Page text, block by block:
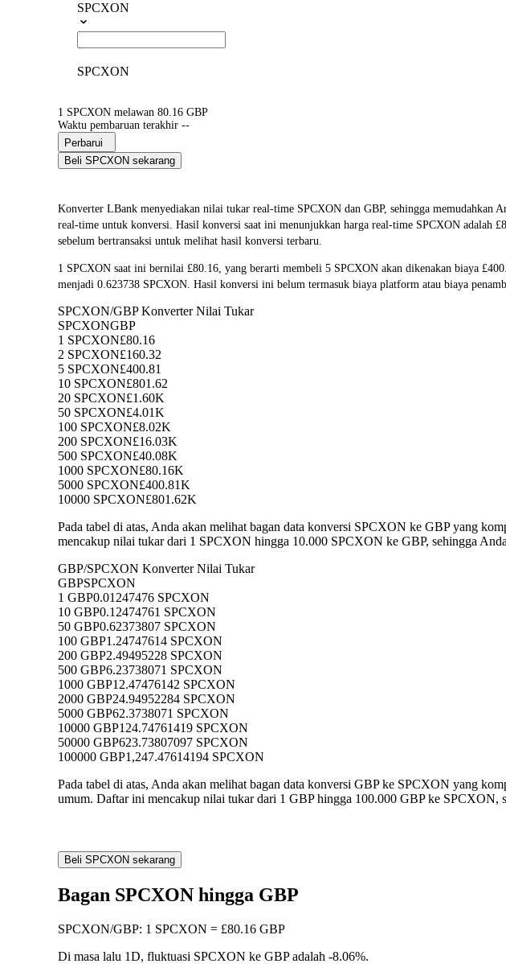
SPCXON
SPCXON
1 SPCXON melawan 80.16 GBP
Waktu pembaruan terakhir --
Perbarui
Beli SPCXON sekarang
Konverter LBank menyediakan nilai tukar real-time SPCXON dan GBP, sehingga
real-time untuk konversi. Hasil konversi saat ini menunjukkan harga real-time SPCXON adalah
sebelum bertransaksi untuk melihat hasil konversi terbaru.
1 SPCXON saat ini bernilai £80.16, yang berarti membeli 5 SPCXON akan dikenakan biaya
menjadi 0.623738 SPCXON. Hasil konversi ini belum termasuk biaya platform atau biaya
SPCXON/GBP Konverter Nilai Tukar
SPCXONGBP
1 SPCXON£80.16
2 SPCXON£160.32
5 SPCXON£400.81
10 SPCXON£801.62
20 SPCXON£1.60K
50 SPCXON£4.01K
100 SPCXON£8.02K
200 SPCXON£16.03K
500 SPCXON£40.08K
1000 SPCXON£80.16K
5000 SPCXON£400.81K
10000 SPCXON£801.62K
Pada tabel di atas, Anda akan melihat bagan data konversi SPCXON ke GBP yang
mencakup nilai tukar dari 1 SPCXON hingga 10.000 SPCXON ke GBP, sehingga
GBP/SPCXON Konverter Nilai Tukar
GBPSPCXON
1 GBP0.01247476 SPCXON
10 GBP0.12474761 SPCXON
50 GBP0.62373807 SPCXON
100 GBP1.24747614 SPCXON
200 GBP2.49495228 SPCXON
500 GBP6.23738071 SPCXON
1000 GBP12.47476142 SPCXON
2000 GBP24.94952284 SPCXON
5000 GBP62.3738071 SPCXON
10000 GBP124.74761419 SPCXON
50000 GBP623.73807097 SPCXON
100000 GBP1,247.47614194 SPCXON
Pada tabel di atas, Anda akan melihat bagan data konversi GBP ke SPCXON yang
umum. Daftar ini mencakup nilai tukar dari 1 GBP hingga 100.000 GBP ke SPCXON,
Beli SPCXON sekarang
Bagan SPCXON hingga GBP
SPCXON/GBP: 1 SPCXON = £80.16 GBP
Di masa lalu 1D, fluktuasi SPCXON ke GBP adalah -8.06%.